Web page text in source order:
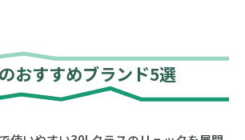
おすすめブランド5選